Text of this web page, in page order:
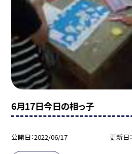
6月17日今日の相っ子
公開日 2022/06/17 更新日